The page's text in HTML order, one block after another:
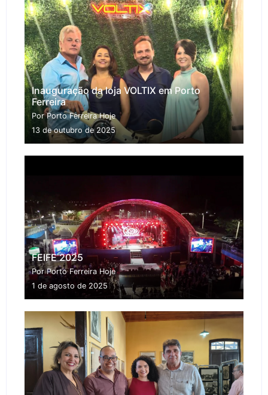
Inauguração da loja VOLTIX em Porto
Ferreira
Por Porto Ferreira Hoje
13 de outubro de 2025
FEIFE 2025
Por Porto Ferreira Hoje
1 de agosto de 2025